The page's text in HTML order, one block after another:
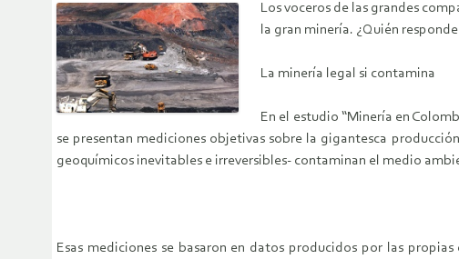
Los voceros de las grandes
la gran minería. ¿Quién
La minería legal si contamina
En el estudio “Minería en
se presentan mediciones objetivas sobre la gigantesca
geoquímicos inevitables e irreversibles- contaminan el medio
Esas mediciones se basaron en datos producidos por las